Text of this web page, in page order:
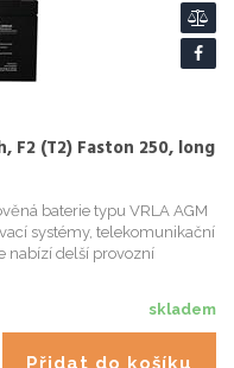
F2 (T2) Faston 250, long
baterie typu VRLA AGM
systémy, telekomunikační
nabízí delší provozní
skladem
Přidat do košíku